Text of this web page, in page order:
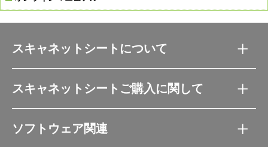
スキャネットシートについて
スキャネットシートご購入に関して
ソフトウェア関連